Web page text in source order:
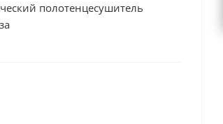
полотенцесушитель